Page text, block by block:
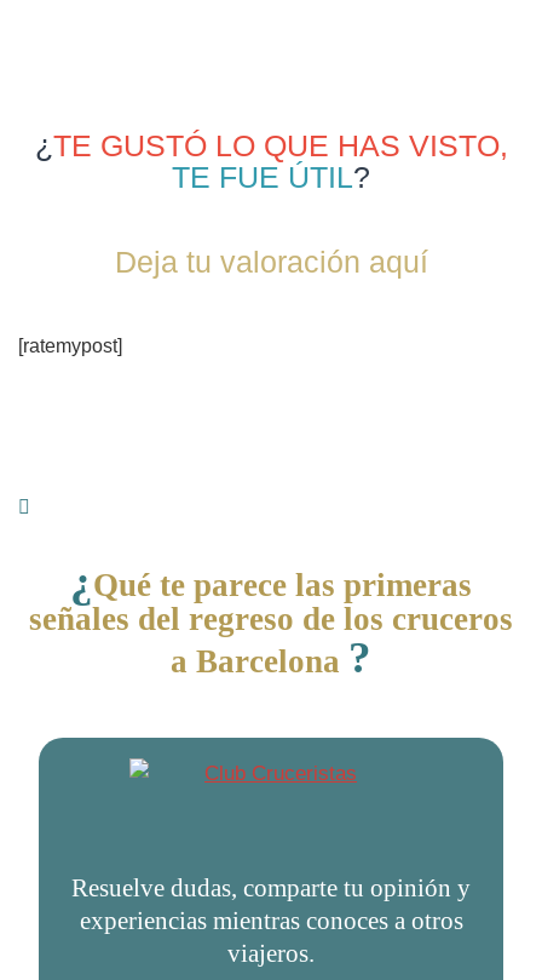
¿TE GUSTÓ LO QUE HAS VISTO,
TE FUE ÚTIL?
Deja tu valoración aquí
[ratemypost]
¿ Qué te parece las primeras
señales del regreso de los cruceros
a Barcelona ?
Resuelve dudas, comparte tu opinión y
experiencias mientras conoces a otros
viajeros.